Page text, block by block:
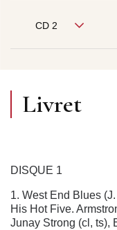
CD 2
Livret
DISQUE 1
1. West End Blues
His Hot Five.
Junay Strong (cl, ts),